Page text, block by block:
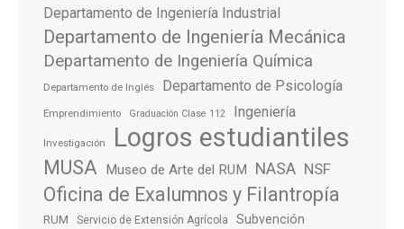
Departamento de Ingeniería Industrial
Departamento de Ingeniería Mecánica
Departamento de Ingeniería Química
Departamento de Inglés Departamento de Psicología
Emprendimiento Graduación Clase 112 Ingeniería
Investigación Logros estudiantiles
MUSA Museo de Arte del RUM NASA NSF
Oficina de Exalumnos y Filantropía
RUM Servicio de Extensión Agrícola Subvención